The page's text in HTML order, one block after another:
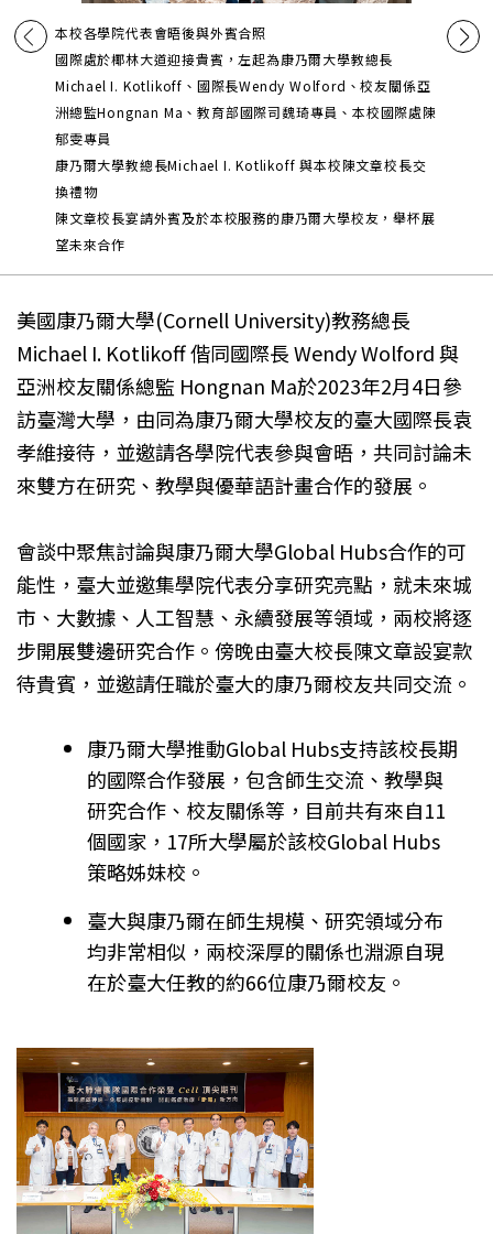
本校各學院代表會晤後與外賓合照
國際處於椰林大道迎接貴賓，左起為康乃爾大學教總長
Michael I. Kotlikoff、國際長Wendy Wolford、校友關係亞
洲總監Hongnan Ma、教育部國際司魏琦專員、本校國際處陳
郁雯專員
康乃爾大學教總長Michael I. Kotlikoff 與本校陳文章校長交
換禮物
陳文章校長宴請外賓及於本校服務的康乃爾大學校友，舉杯展
望未來合作
美國康乃爾大學(Cornell University)教務總長
Michael I. Kotlikoff 偕同國際長 Wendy Wolford 與
亞洲校友關係總監 Hongnan Ma於2023年2月4日參
訪臺灣大學，由同為康乃爾大學校友的臺大國際長袁
孝維接待，並邀請各學院代表參與會晤，共同討論未
來雙方在研究、教學與優華語計畫合作的發展。
會談中聚焦討論與康乃爾大學Global Hubs合作的可
能性，臺大並邀集學院代表分享研究亮點，就未來城
市、大數據、人工智慧、永續發展等領域，兩校將逐
步開展雙邊研究合作。傍晚由臺大校長陳文章設宴款
待貴賓，並邀請任職於臺大的康乃爾校友共同交流。
康乃爾大學推動Global Hubs支持該校長期
的國際合作發展，包含師生交流、教學與
研究合作、校友關係等，目前共有來自11
個國家，17所大學屬於該校Global Hubs
策略姊妹校。
臺大與康乃爾在師生規模、研究領域分布
均非常相似，兩校深厚的關係也淵源自現
在於臺大任教的約66位康乃爾校友。